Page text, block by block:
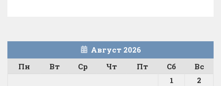
Август 2026
Пн
Вт Ср Чт Пт Сб
Вс
1
2